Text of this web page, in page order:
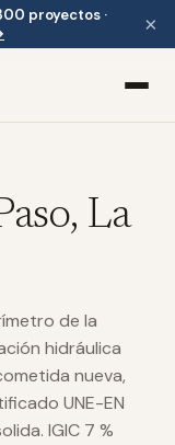
proyectos ·
×
La
de la
hidráulica
nueva,
UNE-EN
IGIC 7 %